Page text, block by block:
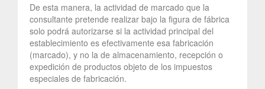
De esta manera, la actividad de marcado que la
consultante pretende realizar bajo la figura de fábrica
solo podrá autorizarse si la actividad principal del
establecimiento es efectivamente esa fabricación
(marcado), y no la de almacenamiento, recepción o
expedición de productos objeto de los impuestos
especiales de fabricación.